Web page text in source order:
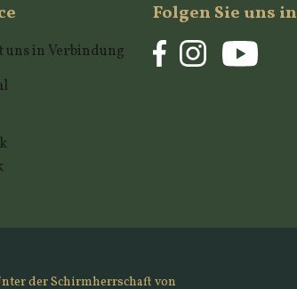
uns in Verbindung
Folgen Sie uns in
der Schirmherrschaft von